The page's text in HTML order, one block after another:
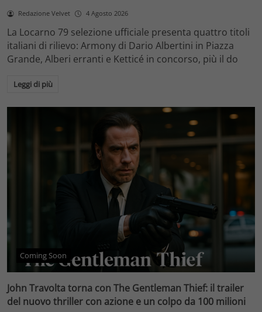
Redazione Velvet 4 Agosto 2026
La Locarno 79 selezione ufficiale presenta quattro titoli
italiani di rilievo: Armony di Dario Albertini in Piazza
Grande, Alberi erranti e Ketticé in concorso, più il do
Leggi di più
Coming Soon
John Travolta torna con The Gentleman Thief: il trailer
del nuovo thriller con azione e un colpo da 100 milioni